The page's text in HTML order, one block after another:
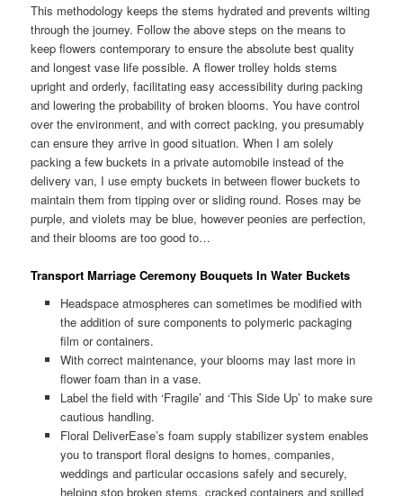
This methodology keeps the stems hydrated and prevents wilting
through the journey. Follow the above steps on the means to
keep flowers contemporary to ensure the absolute best quality
and longest vase life possible. A flower trolley holds stems
upright and orderly, facilitating easy accessibility during packing
and lowering the probability of broken blooms. You have control
over the environment, and with correct packing, you presumably
can ensure they arrive in good situation. When I am solely
packing a few buckets in a private automobile instead of the
delivery van, I use empty buckets in between flower buckets to
maintain them from tipping over or sliding round. Roses may be
purple, and violets may be blue, however peonies are perfection,
and their blooms are too good to…
Transport Marriage Ceremony Bouquets In Water Buckets
Headspace atmospheres can sometimes be modified with
the addition of sure components to polymeric packaging
film or containers.
With correct maintenance, your blooms may last more in
flower foam than in a vase.
Label the field with ‘Fragile’ and ‘This Side Up’ to make sure
cautious handling.
Floral DeliverEase’s foam supply stabilizer system enables
you to transport floral designs to homes, companies,
weddings and particular occasions safely and securely,
helping stop broken stems, cracked containers and spilled